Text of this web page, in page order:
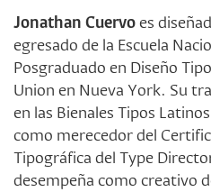
Jonathan Cuervo es
egresado de la Escuela
Posgraduado en Diseño
Union en Nueva York. Su
en las Bienales Tipos
como merecedor del
Tipográfica del Type
desempeña como creativo